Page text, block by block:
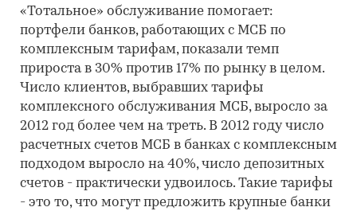
«Тотальное» обслуживание помогает:
портфели банков, работающих с МСБ по
комплексным тарифам, показали темп
прироста в 30% против 17% по рынку в целом.
Число клиентов, выбравших тарифы
комплексного обслуживания МСБ, выросло за
2012 год более чем на треть. В 2012 году число
расчетных счетов МСБ в банках с комплексным
подходом выросло на 40%, число депозитных
счетов - практически удвоилось. Такие тарифы
- это то, что могут предложить крупные банки